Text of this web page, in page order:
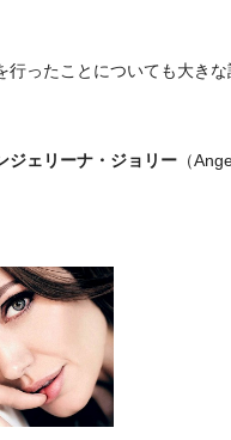
行ったことについても大き
ジェリーナ・ジョリー （